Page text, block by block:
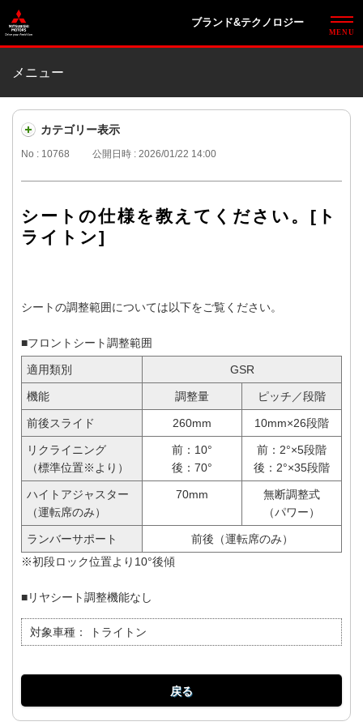
ブランド&テクノロジー
メニュー
カテゴリー表示
No : 10768 公開日時 : 2026/01/22 14:00
シートの仕様を教えてください。[ト
ライトン]
シートの調整範囲については以下をご覧ください。
■フロントシート調整範囲
適用類別 GSR
機能 調整量 ピッチ／段階
前後スライド 260mm 10mm×26段階
リクライニング
（標準位置※より）
前：10°
後：70°
前：2°×5段階
後：2°×35段階
ハイトアジャスター
（運転席のみ）
70mm
無断調整式
（パワー）
ランバーサポート
前後（運転席のみ）
※初段ロック位置より10°後傾
■リヤシート調整機能なし
対象車種： トライトン
戻る